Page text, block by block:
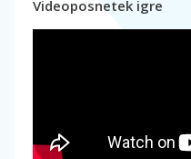
Videoposnetek igre